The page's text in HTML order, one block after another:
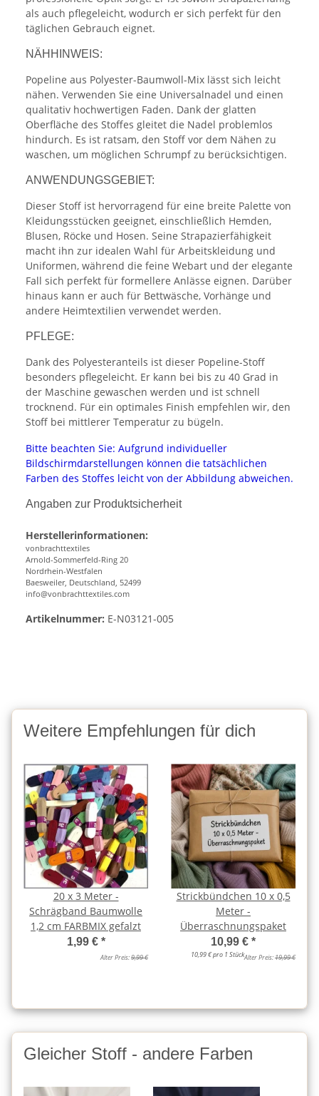
als auch pflegeleicht, wodurch er sich perfekt für den
täglichen Gebrauch eignet.
NÄHHINWEIS:
Popeline aus Polyester-Baumwoll-Mix lässt sich leicht
nähen. Verwenden Sie eine Universalnadel und einen
qualitativ hochwertigen Faden. Dank der glatten
Oberfläche des Stoffes gleitet die Nadel problemlos
hindurch. Es ist ratsam, den Stoff vor dem Nähen zu
waschen, um möglichen Schrumpf zu berücksichtigen.
ANWENDUNGSGEBIET:
Dieser Stoff ist hervorragend für eine breite Palette von
Kleidungsstücken geeignet, einschließlich Hemden,
Blusen, Röcke und Hosen. Seine Strapazierfähigkeit
macht ihn zur idealen Wahl für Arbeitskleidung und
Uniformen, während die feine Webart und der elegante
Fall sich perfekt für formellere Anlässe eignen. Darüber
hinaus kann er auch für Bettwäsche, Vorhänge und
andere Heimtextilien verwendet werden.
PFLEGE:
Dank des Polyesteranteils ist dieser Popeline-Stoff
besonders pflegeleicht. Er kann bei bis zu 40 Grad in
der Maschine gewaschen werden und ist schnell
trocknend. Für ein optimales Finish empfehlen wir, den
Stoff bei mittlerer Temperatur zu bügeln.
Bitte beachten Sie: Aufgrund individueller
Bildschirmdarstellungen können die tatsächlichen
Farben des Stoffes leicht von der Abbildung abweichen.
Angaben zur Produktsicherheit
Herstellerinformationen:
vonbrachttextiles
Arnold-Sommerfeld-Ring 20
Nordrhein-Westfalen
Baesweiler, Deutschland, 52499
info@vonbrachttextiles.com
Artikelnummer: E-N03121-005
Weitere Empfehlungen für dich
20 x 3 Meter -
Schrägband Baumwolle
1,2 cm FARBMIX gefalzt
1,99 € *
Alter Preis:9,99 €
Strickbündchen 10 x 0,5
Meter -
Überraschnungspaket
10,99 € *
10,99 € pro 1 StückAlter Preis:19,99 €
Gleicher Stoff - andere Farben